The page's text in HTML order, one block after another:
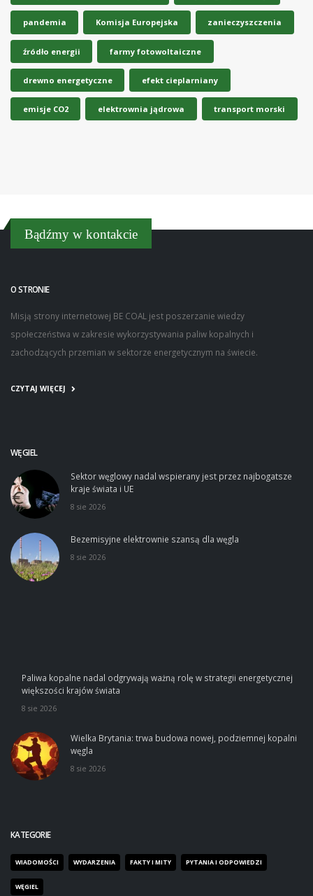
pandemia Komisja Europejska zanieczyszczenia
źródło energii farmy fotowoltaiczne
drewno energetyczne efekt cieplarniany
emisje CO2 elektrownia jądrowa transport morski
Bądźmy w kontakcie
O STRONIE
Misją strony internetowej BE COAL jest poszerzanie wiedzy
społeczeństwa w zakresie wykorzystywania paliw kopalnych i
zachodzących przemian w sektorze energetycznym na świecie.
CZYTAJ WIĘCEJ
WĘGIEL
Sektor węglowy nadal wspierany jest przez najbogatsze
kraje świata i UE
8 sie 2026
Bezemisyjne elektrownie szansą dla węgla
8 sie 2026
Paliwa kopalne nadal odgrywają ważną rolę w strategii energetycznej
większości krajów świata
8 sie 2026
Wielka Brytania: trwa budowa nowej, podziemnej kopalni
węgla
8 sie 2026
KATEGORIE
WIADOMOŚCI WYDARZENIA FAKTY I MITY PYTANIA I ODPOWIEDZI
WĘGIEL